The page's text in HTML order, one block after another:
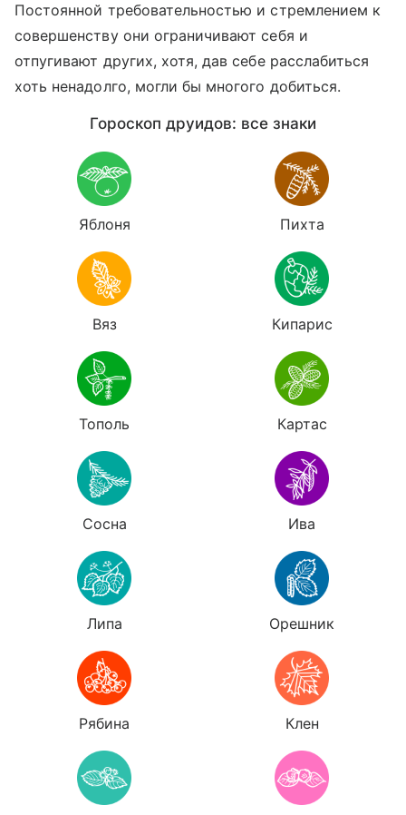
Постоянной требовательностью и стремлением к
совершенству они ограничивают себя и
отпугивают других, хотя, дав себе расслабиться
хоть ненадолго, могли бы многого добиться.
Гороскоп друидов: все знаки
Яблоня Пихта
Вяз Кипарис
Тополь Картас
Сосна Ива
Липа Орешник
Рябина Клен